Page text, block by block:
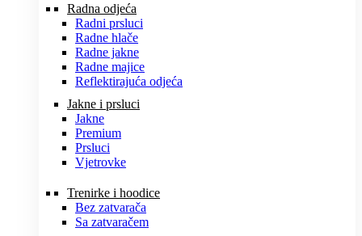
Radna odjeća
Radni prsluci
Radne hlače
Radne jakne
Radne majice
Reflektirajuća odjeća
Jakne i prsluci
Jakne
Premium
Prsluci
Vjetrovke
Trenirke i hoodice
Bez zatvarača
Sa zatvaračem